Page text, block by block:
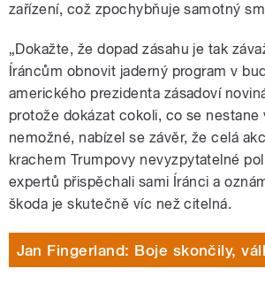
zařízení, což zpochybňuje samotný
„Dokažte, že dopad zásahu je tak
Íráncům obnovit jaderný program v
amerického prezidenta zásadoví
protože dokázat cokoli, co se nestane
nemožné, nabízel se závěr, že celá
krachem Trumpovy nevyzpytatelné
expertů přispěchali sami Íránci a
škoda je skutečně víc než citelná.
Jan Fingerland: Boje skončily,